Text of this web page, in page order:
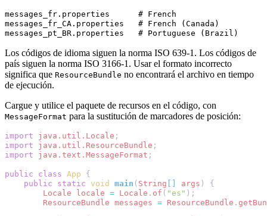
messages_fr.properties      # French
messages_fr_CA.properties   # French (Canada)
Los códigos de idioma siguen la norma ISO 639-1. Los códigos de
país siguen la norma ISO 3166-1. Usar el formato incorrecto
significa que ResourceBundle no encontrará el archivo en tiempo
de ejecución.
Cargue y utilice el paquete de recursos en el código, con
MessageFormat para la sustitución de marcadores de posición:
import java.util.Locale ;
import
java.util.ResourceBundle ;
import
java.text.MessageFormat ;
public class App
{
public
static void main ( String [] args )
{
Locale
locale = Locale . of ( "es" );
ResourceBundle messages = ResourceBundle .